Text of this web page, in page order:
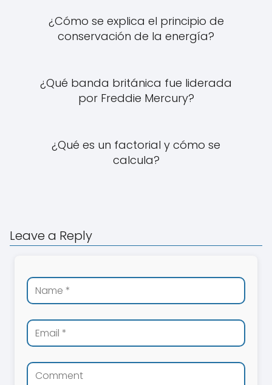
¿Cómo se explica el principio de
conservación de la energía?
¿Qué banda británica fue liderada
por Freddie Mercury?
¿Qué es un factorial y cómo se
calcula?
Leave a Reply